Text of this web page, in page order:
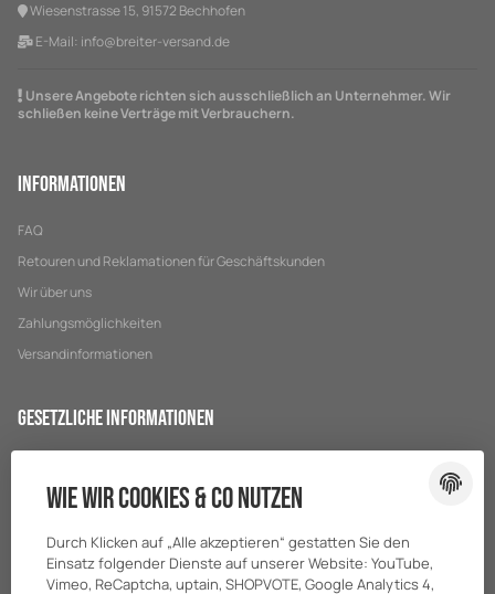
Wiesenstrasse 15, 91572 Bechhofen
E-Mail: info@breiter-versand.de
Unsere Angebote richten sich ausschließlich an Unternehmer. Wir
schließen keine Verträge mit Verbrauchern.
Informationen
FAQ
Retouren und Reklamationen für Geschäftskunden
Wir über uns
Zahlungsmöglichkeiten
Versandinformationen
Gesetzliche Informationen
Impressum
Batteriegesetzhinweise
Wie wir Cookies & Co nutzen
Durch Klicken auf „Alle akzeptieren“ gestatten Sie den
Einsatz folgender Dienste auf unserer Website: YouTube,
Vimeo, ReCaptcha, uptain, SHOPVOTE, Google Analytics 4,